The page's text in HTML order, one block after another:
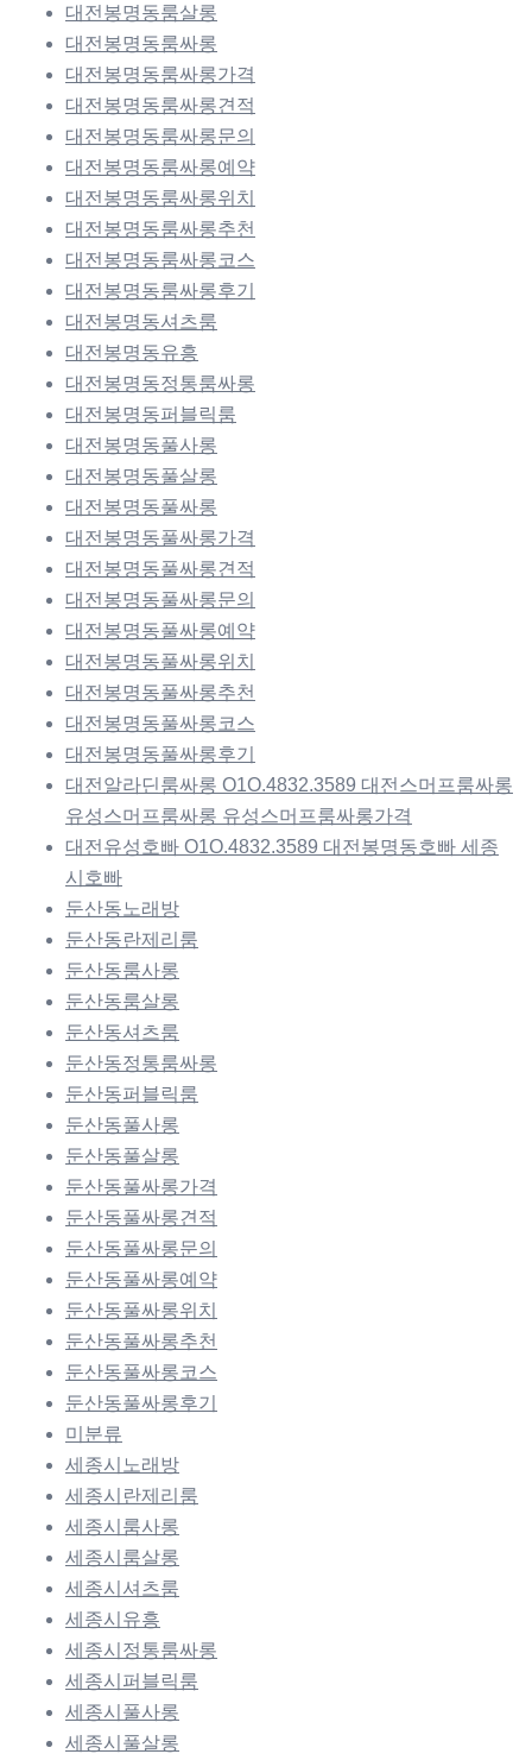
대전봉명동룸살롱
대전봉명동룸싸롱
대전봉명동룸싸롱가격
대전봉명동룸싸롱견적
대전봉명동룸싸롱문의
대전봉명동룸싸롱예약
대전봉명동룸싸롱위치
대전봉명동룸싸롱추천
대전봉명동룸싸롱코스
대전봉명동룸싸롱후기
대전봉명동셔츠룸
대전봉명동유흥
대전봉명동정통룸싸롱
대전봉명동퍼블릭룸
대전봉명동풀사롱
대전봉명동풀살롱
대전봉명동풀싸롱
대전봉명동풀싸롱가격
대전봉명동풀싸롱견적
대전봉명동풀싸롱문의
대전봉명동풀싸롱예약
대전봉명동풀싸롱위치
대전봉명동풀싸롱추천
대전봉명동풀싸롱코스
대전봉명동풀싸롱후기
대전알라딘룸싸롱 O1O.4832.3589 대전스머프룸싸롱
유성스머프룸싸롱 유성스머프룸싸롱가격
대전유성호빠 O1O.4832.3589 대전봉명동호빠 세종
시호빠
둔산동노래방
둔산동란제리룸
둔산동룸사롱
둔산동룸살롱
둔산동셔츠룸
둔산동정통룸싸롱
둔산동퍼블릭룸
둔산동풀사롱
둔산동풀살롱
둔산동풀싸롱가격
둔산동풀싸롱견적
둔산동풀싸롱문의
둔산동풀싸롱예약
둔산동풀싸롱위치
둔산동풀싸롱추천
둔산동풀싸롱코스
둔산동풀싸롱후기
미분류
세종시노래방
세종시란제리룸
세종시룸사롱
세종시룸살롱
세종시셔츠룸
세종시유흥
세종시정통룸싸롱
세종시퍼블릭룸
세종시풀사롱
세종시풀살롱